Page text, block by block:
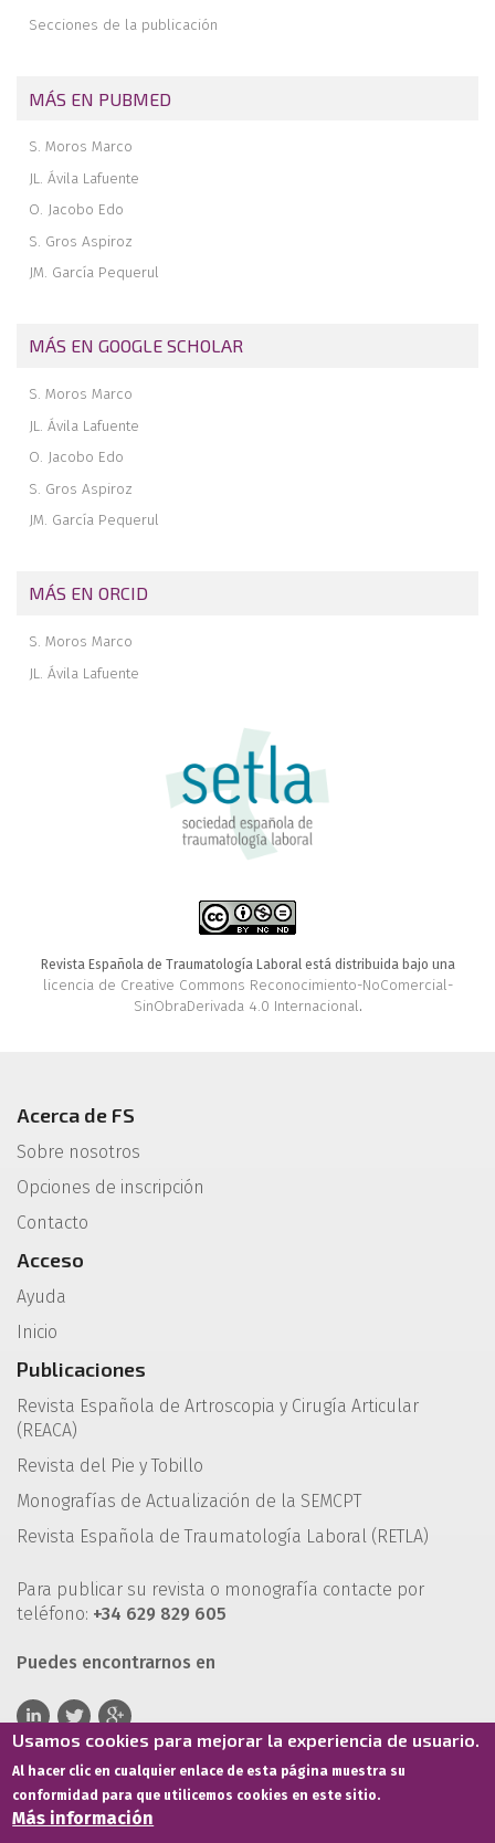
Secciones de la publicación
MÁS EN PUBMED
S. Moros Marco
JL. Ávila Lafuente
O. Jacobo Edo
S. Gros Aspiroz
JM. García Pequerul
MÁS EN GOOGLE SCHOLAR
S. Moros Marco
JL. Ávila Lafuente
O. Jacobo Edo
S. Gros Aspiroz
JM. García Pequerul
MÁS EN ORCID
S. Moros Marco
JL. Ávila Lafuente
Revista Española de Traumatología Laboral está distribuida bajo una
licencia de Creative Commons Reconocimiento-NoComercial-
SinObraDerivada 4.0 Internacional.
Acerca de FS
Sobre nosotros
Opciones de inscripción
Contacto
Acceso
Ayuda
Inicio
Publicaciones
Revista Española de Artroscopia y Cirugía Articular
(REACA)
Revista del Pie y Tobillo
Monografías de Actualización de la SEMCPT
Revista Española de Traumatología Laboral (RETLA)
Para publicar su revista o monografía contacte por
teléfono: +34 629 829 605
Puedes encontrarnos en
Usamos cookies para mejorar la experiencia de usuario.
Al hacer clic en cualquier enlace de esta página muestra su
conformidad para que utilicemos cookies en este sitio.
Más información